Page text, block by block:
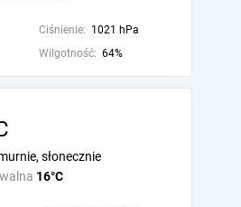
Ciśnienie: 1021 hPa
Wilgotność: 64%
16°C
słonecznie